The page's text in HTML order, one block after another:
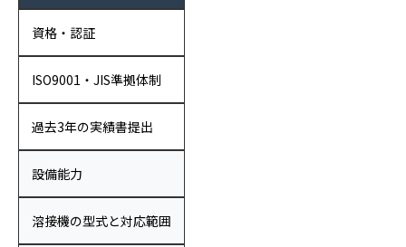
資格・認証
ISO9001・JIS準拠体制
過去3年の実績書提出
設備能力
溶接機の型式と対応範囲